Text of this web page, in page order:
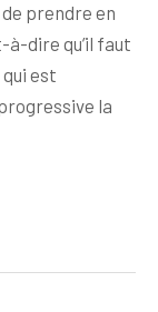
prendre en
à-dire qu’il faut
est
la